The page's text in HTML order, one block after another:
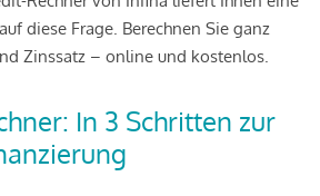
diese Frage. Berechnen Sie ganz
Zinssatz – online und kostenlos.
In 3 Schritten zur